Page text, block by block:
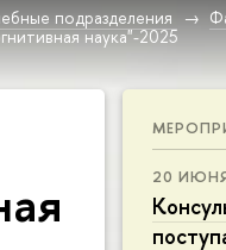
подразделения
наука"-2025
20